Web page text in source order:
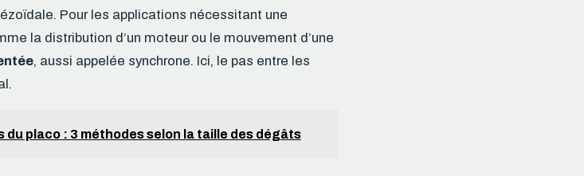
Pour les applications nécessitant une
la distribution d’un moteur ou le mouvement d’une
, aussi appelée synchrone. Ici, le pas entre les
du placo : 3 méthodes selon la taille des dégâts